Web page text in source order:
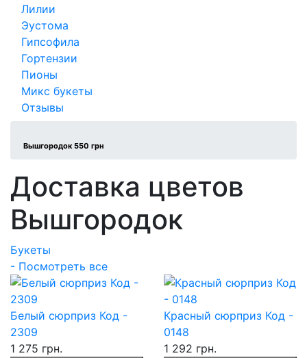
Лилии
Эустома
Гипсофила
Гортензии
Пионы
Микс букеты
Отзывы
Вышгородок 550 грн
Доставка цветов
Вышгородок
Букеты
- Посмотреть все
Белый сюрприз Код -
2309
1 275 грн.
Красный сюрприз Код -
0148
1 292 грн.